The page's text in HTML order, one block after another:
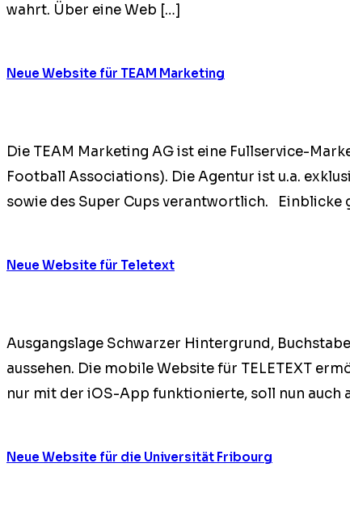
wahrt. Über eine Web […]
Neue Website für TEAM Marketing
Die TEAM Mar­ket­ing AG ist eine Fullser­vice-
Foot­ball Asso­ci­a­tions). Die Agen­tur ist u.a.
sowie des Super Cups ver­ant­wortlich. Ein­blicke
Neue Website für Teletext
Aus­gangslage Schwarz­er Hin­ter­grund,
ausse­hen. Die mobile Web­site für TELETEXT
nur mit der iOS-App funk­tion­ierte, soll nun auch
Neue Website für die Universität Fribourg